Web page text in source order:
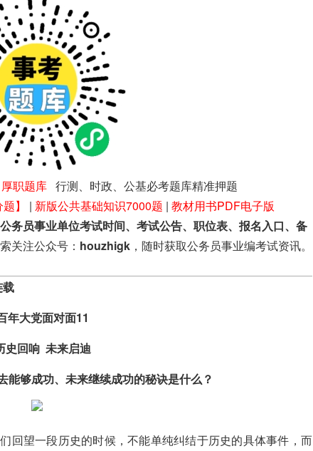
厚职题库行测、时政、公基必考题库精准押题
】 | 新版公共基础知识7000题 | 教材用书PDF电子版
务员事业单位考试时间、考试公告、职位表、报名入口、备
关注公众号： houzhigk ，随时获取公务员事业编考试资讯。
年大党面对面11
回响 未来启迪
够成功、未来继续成功的秘诀是什么？
回望一段历史的时候，不能单纯纠结于历史的具体事件，而